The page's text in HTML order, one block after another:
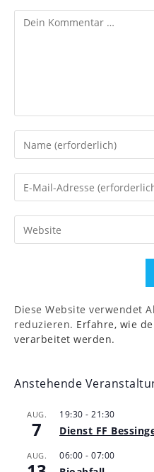
Kommentar
deinen
oder
Benutzernamen
Kommentieren
ein
deine
Mail-
Adresse
deine
Diese Website verwendet
reduzieren. Erfahre, wie
verarbeitet werden.
Anstehende
AUG.
7
19:30 - 21:30
Dienst FF
AUG. 06:00 - 07:00